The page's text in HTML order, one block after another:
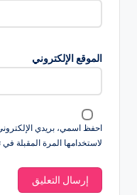
الموقع الإلكتروني
احفظ اسمي، بريدي
لاستخدامها المرة المقبلة في